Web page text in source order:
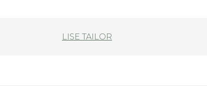
LISE TAILOR